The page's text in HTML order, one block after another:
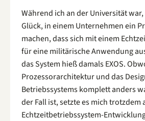
Während ich an der Universität
Glück, in einem Unternehmen ein
machen, dass sich mit einem
für eine militärische Anwendung
das System hieß damals EXOS.
Prozessorarchitektur und das
Betriebssystems komplett anders
der Fall ist, setzte es mich trotzdem
Echtzeitbetriebssystem-